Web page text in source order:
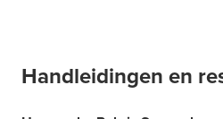
Handleidingen en